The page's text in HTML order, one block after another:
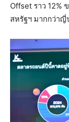
Offset ราว 12%
สหรัฐฯ มากกว่าญี่